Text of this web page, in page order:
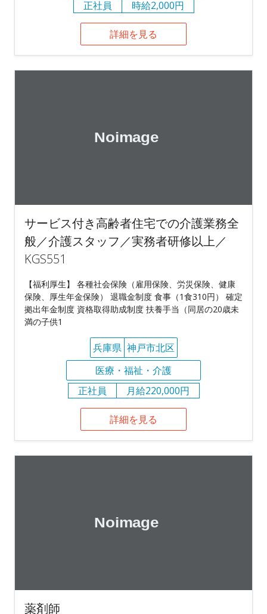
正社員
時給2,000円
詳細を見る
サービス付き高齢者住宅での介護業務全
般／介護スタッフ／実務者研修以上／
KGS551
【福利厚生】 各種社会保険（雇用保険、労災保険、健康
保険、厚生年金保険） 退職金制度 食事（1食310円） 確定
拠出年金制度 資格取得助成制度 扶養手当（同居の20歳未
満の子供1
兵庫県 神戸市北区
医療・福祉・介護
正社員
月給220,000円
詳細を見る
薬剤師